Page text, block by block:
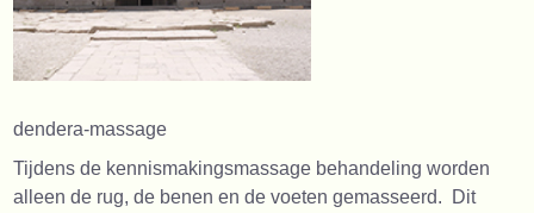
dendera-massage
Tijdens de kennismakingsmassage behandeling worden
alleen de rug, de benen en de voeten gemasseerd. Dit